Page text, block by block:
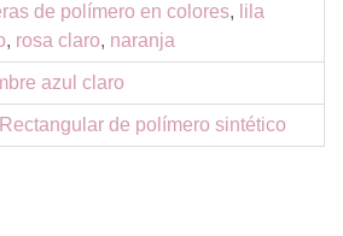
de polímero en colores, lila
, rosa claro, naranja
azul claro
Rectangular de polímero sintético